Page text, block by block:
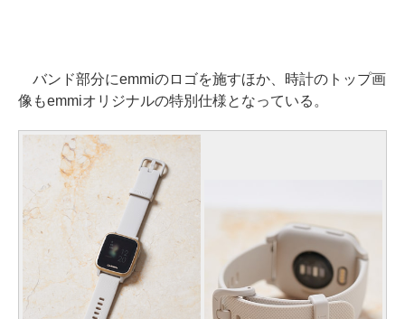
バンド部分にemmiのロゴを施すほか、時計のトップ画
像もemmiオリジナルの特別仕様となっている。